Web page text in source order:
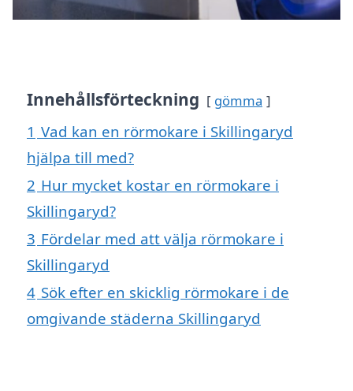
Innehållsförteckning gömma
1 Vad kan en rörmokare i Skillingaryd
hjälpa till med?
2 Hur mycket kostar en rörmokare i
Skillingaryd?
3 Fördelar med att välja rörmokare i
Skillingaryd
4 Sök efter en skicklig rörmokare i de
omgivande städerna Skillingaryd